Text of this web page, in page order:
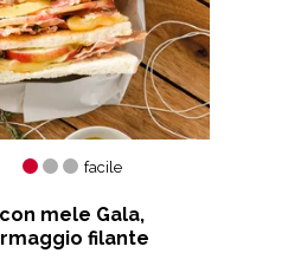
facile
mele Gala,
filante